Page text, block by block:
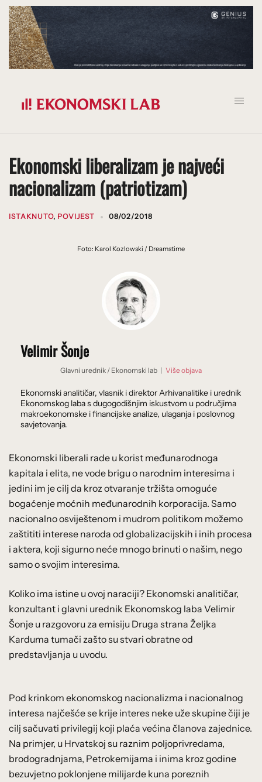
Prijeđi
na
sadržaj
Ekonomski liberalizam je najveći
nacionalizam (patriotizam)
ISTAKNUTO, POVIJEST 08/02/2018
Foto: Karol Kozlowski / Dreamstime
Velimir Šonje
Glavni urednik / Ekonomski lab | Više objava
Ekonomski analitičar, vlasnik i direktor Arhivanalitike i urednik
Ekonomskog laba s dugogodišnjim iskustvom u područjima
makroekonomske i financijske analize, ulaganja i poslovnog
savjetovanja.
Ekonomski liberali rade u korist međunarodnoga
kapitala i elita, ne vode brigu o narodnim interesima i
jedini im je cilj da kroz otvaranje tržišta omoguće
bogaćenje moćnih međunarodnih korporacija. Samo
nacionalno osviještenom i mudrom politikom možemo
zaštititi interese naroda od globalizacijskih i inih procesa
i aktera, koji sigurno neće mnogo brinuti o našim, nego
samo o svojim interesima.
Koliko ima istine u ovoj naraciji? Ekonomski analitičar,
konzultant i glavni urednik Ekonomskog laba Velimir
Šonje u razgovoru za emisiju Druga strana Željka
Karduma tumači zašto su stvari obratne od
predstavljanja u uvodu.
Pod krinkom ekonomskog nacionalizma i nacionalnog
interesa najčešće se krije interes neke uže skupine čiji je
cilj sačuvati privilegij koji plaća većina članova zajednice.
Na primjer, u Hrvatskoj su raznim poljoprivredama,
brodogradnjama, Petrokemijama i inima kroz godine
bezuvjetno poklonjene milijarde kuna poreznih